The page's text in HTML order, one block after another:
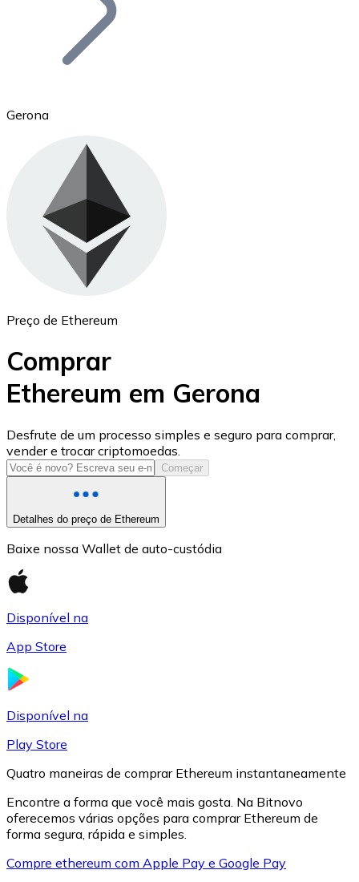
Ethereum
ETH
USD Coin
USDC
Gerona
Preço de Ethereum
Comprar
Ethereum em Gerona
Desfrute de um processo simples e seguro para comprar,
vender e trocar criptomoedas.
Começar
Detalhes do preço de Ethereum
Baixe nossa Wallet de auto-custódia
Disponível na
App Store
Disponível na
Play Store
Quatro maneiras de comprar Ethereum instantaneamente
Encontre a forma que você mais gosta. Na Bitnovo
oferecemos várias opções para comprar Ethereum de
forma segura, rápida e simples.
Compre ethereum com Apple Pay e Google Pay